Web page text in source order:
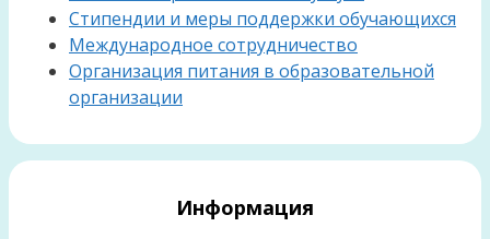
Стипендии и меры поддержки обучающихся
Международное сотрудничество
Организация питания в образовательной
организации
Информация